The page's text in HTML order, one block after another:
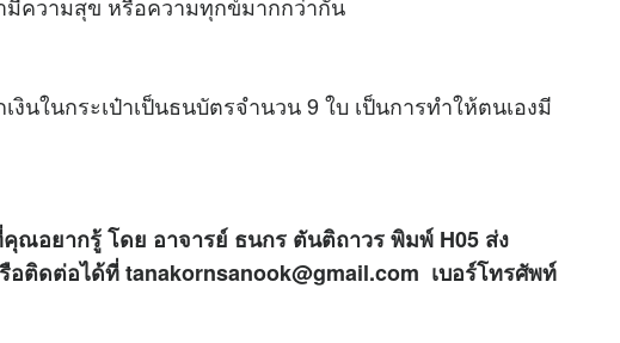
e
ความสุข หรือความทุกข์มากกว่ากัน
นในกระเป๋าเป็นธนบัตรจำนวน 9 ใบ เป็นการทำให้ตนเองมี
ณอยากรู้ โดย อาจารย์ ธนกร ตันติถาวร พิมพ์ H05 ส่ง
อติดต่อได้ที่ tanakornsanook@gmail.com เบอร์โทรศัพท์